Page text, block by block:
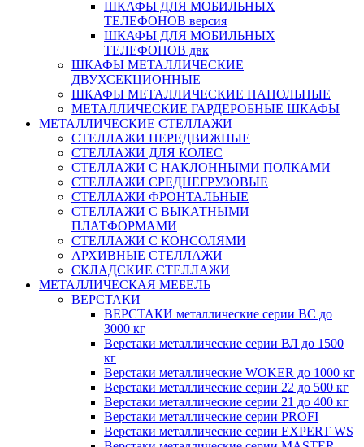
ШКАФЫ ДЛЯ МОБИЛЬНЫХ
ТЕЛЕФОНОВ версия
ШКАФЫ ДЛЯ МОБИЛЬНЫХ
ТЕЛЕФОНОВ двк
ШКАФЫ МЕТАЛЛИЧЕСКИЕ
ДВУХСЕКЦИОННЫЕ
ШКАФЫ МЕТАЛЛИЧЕСКИЕ НАПОЛЬНЫЕ
МЕТАЛЛИЧЕСКИЕ ГАРДЕРОБНЫЕ ШКАФЫ
МЕТАЛЛИЧЕСКИЕ СТЕЛЛАЖИ
СТЕЛЛАЖИ ПЕРЕДВИЖНЫЕ
СТЕЛЛАЖИ ДЛЯ КОЛЕС
СТЕЛЛАЖИ С НАКЛОННЫМИ ПОЛКАМИ
СТЕЛЛАЖИ СРЕДНЕГРУЗОВЫЕ
СТЕЛЛАЖИ ФРОНТАЛЬНЫЕ
СТЕЛЛАЖИ С ВЫКАТНЫМИ
ПЛАТФОРМАМИ
СТЕЛЛАЖИ С КОНСОЛЯМИ
АРХИВНЫЕ СТЕЛЛАЖИ
СКЛАДСКИЕ СТЕЛЛАЖИ
МЕТАЛЛИЧЕСКАЯ МЕБЕЛЬ
ВЕРСТАКИ
ВЕРСТАКИ металлические серии ВС до
3000 кг
Верстаки металлические серии ВЛ до 1500
кг
Верстаки металлические WOKER до 1000 кг
Верстаки металлические серии 22 до 500 кг
Верстаки металлические серии 21 до 400 кг
Верстаки металлические серии PROFI
Верстаки металлические серии EXPERT WS